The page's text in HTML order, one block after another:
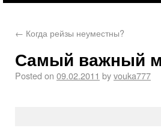
← Когда рейзы неуместны?
Самый важный
Posted on 09.02.2011 byvouka777